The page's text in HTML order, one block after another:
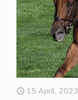
15 April, 2023